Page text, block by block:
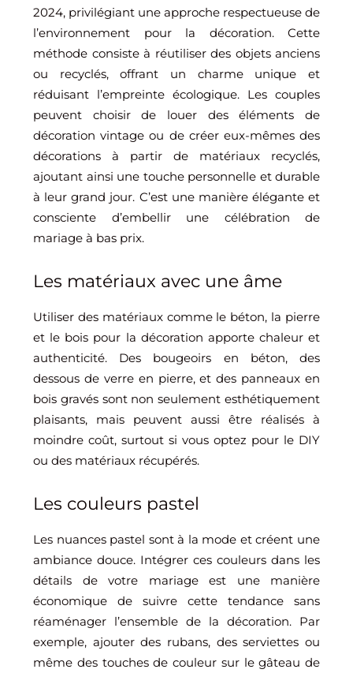
2024, privilégiant une approche respectueuse de
l’environnement pour la décoration. Cette
méthode consiste à réutiliser des objets anciens
ou recyclés, offrant un charme unique et
réduisant l’empreinte écologique. Les couples
peuvent choisir de louer des éléments de
décoration vintage ou de créer eux-mêmes des
décorations à partir de matériaux recyclés,
ajoutant ainsi une touche personnelle et durable
à leur grand jour. C’est une manière élégante et
consciente d’embellir une célébration de
mariage à bas prix.
Les matériaux avec une âme
Utiliser des matériaux comme le béton, la pierre
et le bois pour la décoration apporte chaleur et
authenticité. Des bougeoirs en béton, des
dessous de verre en pierre, et des panneaux en
bois gravés sont non seulement esthétiquement
plaisants, mais peuvent aussi être réalisés à
moindre coût, surtout si vous optez pour le DIY
ou des matériaux récupérés.
Les couleurs pastel
Les nuances pastel sont à la mode et créent une
ambiance douce. Intégrer ces couleurs dans les
détails de votre mariage est une manière
économique de suivre cette tendance sans
réaménager l’ensemble de la décoration. Par
exemple, ajouter des rubans, des serviettes ou
même des touches de couleur sur le gâteau de